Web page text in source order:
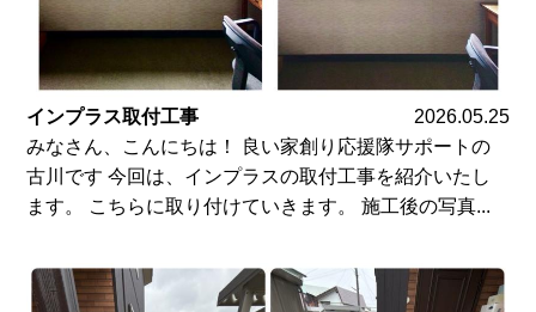
インプラス取付工事
2026.05.25
みなさん、こんにちは！ 良い家創り応援隊サポートの
古川です 今回は、インプラスの取付工事を紹介いたし
ます。 こちらに取り付けていきます。 施工後の写真...